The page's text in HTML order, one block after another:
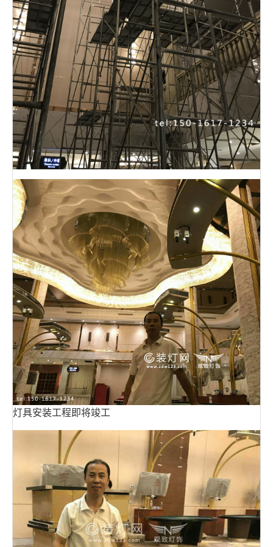
灯具安装工程即将竣工